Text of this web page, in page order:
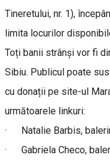
Tineretului, nr. 1),
limita locurilor
Toți banii strânși vor fi
Sibiu. Publicul poate
cu donații pe site-ul
următoarele linkuri:
· Natalie Barbis,
· Gabriela Checo,